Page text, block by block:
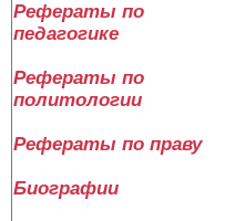
Рефераты по
педагогике
Рефераты по
политологии
Рефераты по праву
Биографии